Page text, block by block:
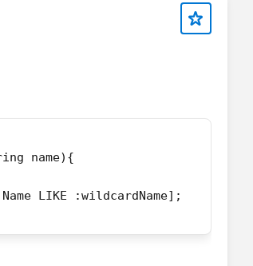
name){
LIKE :wildcardName];